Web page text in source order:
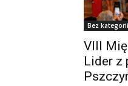
Bez kategorii
VIII
Lider z